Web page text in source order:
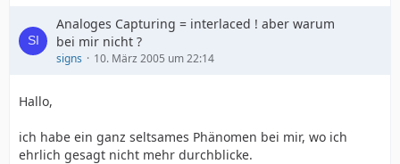
Analoges Capturing = interlaced ! aber warum
bei mir nicht ?
signs 10. März 2005 um 22:14
Hallo,
ich habe ein ganz seltsames Phänomen bei mir, wo ich
ehrlich gesagt nicht mehr durchblicke.